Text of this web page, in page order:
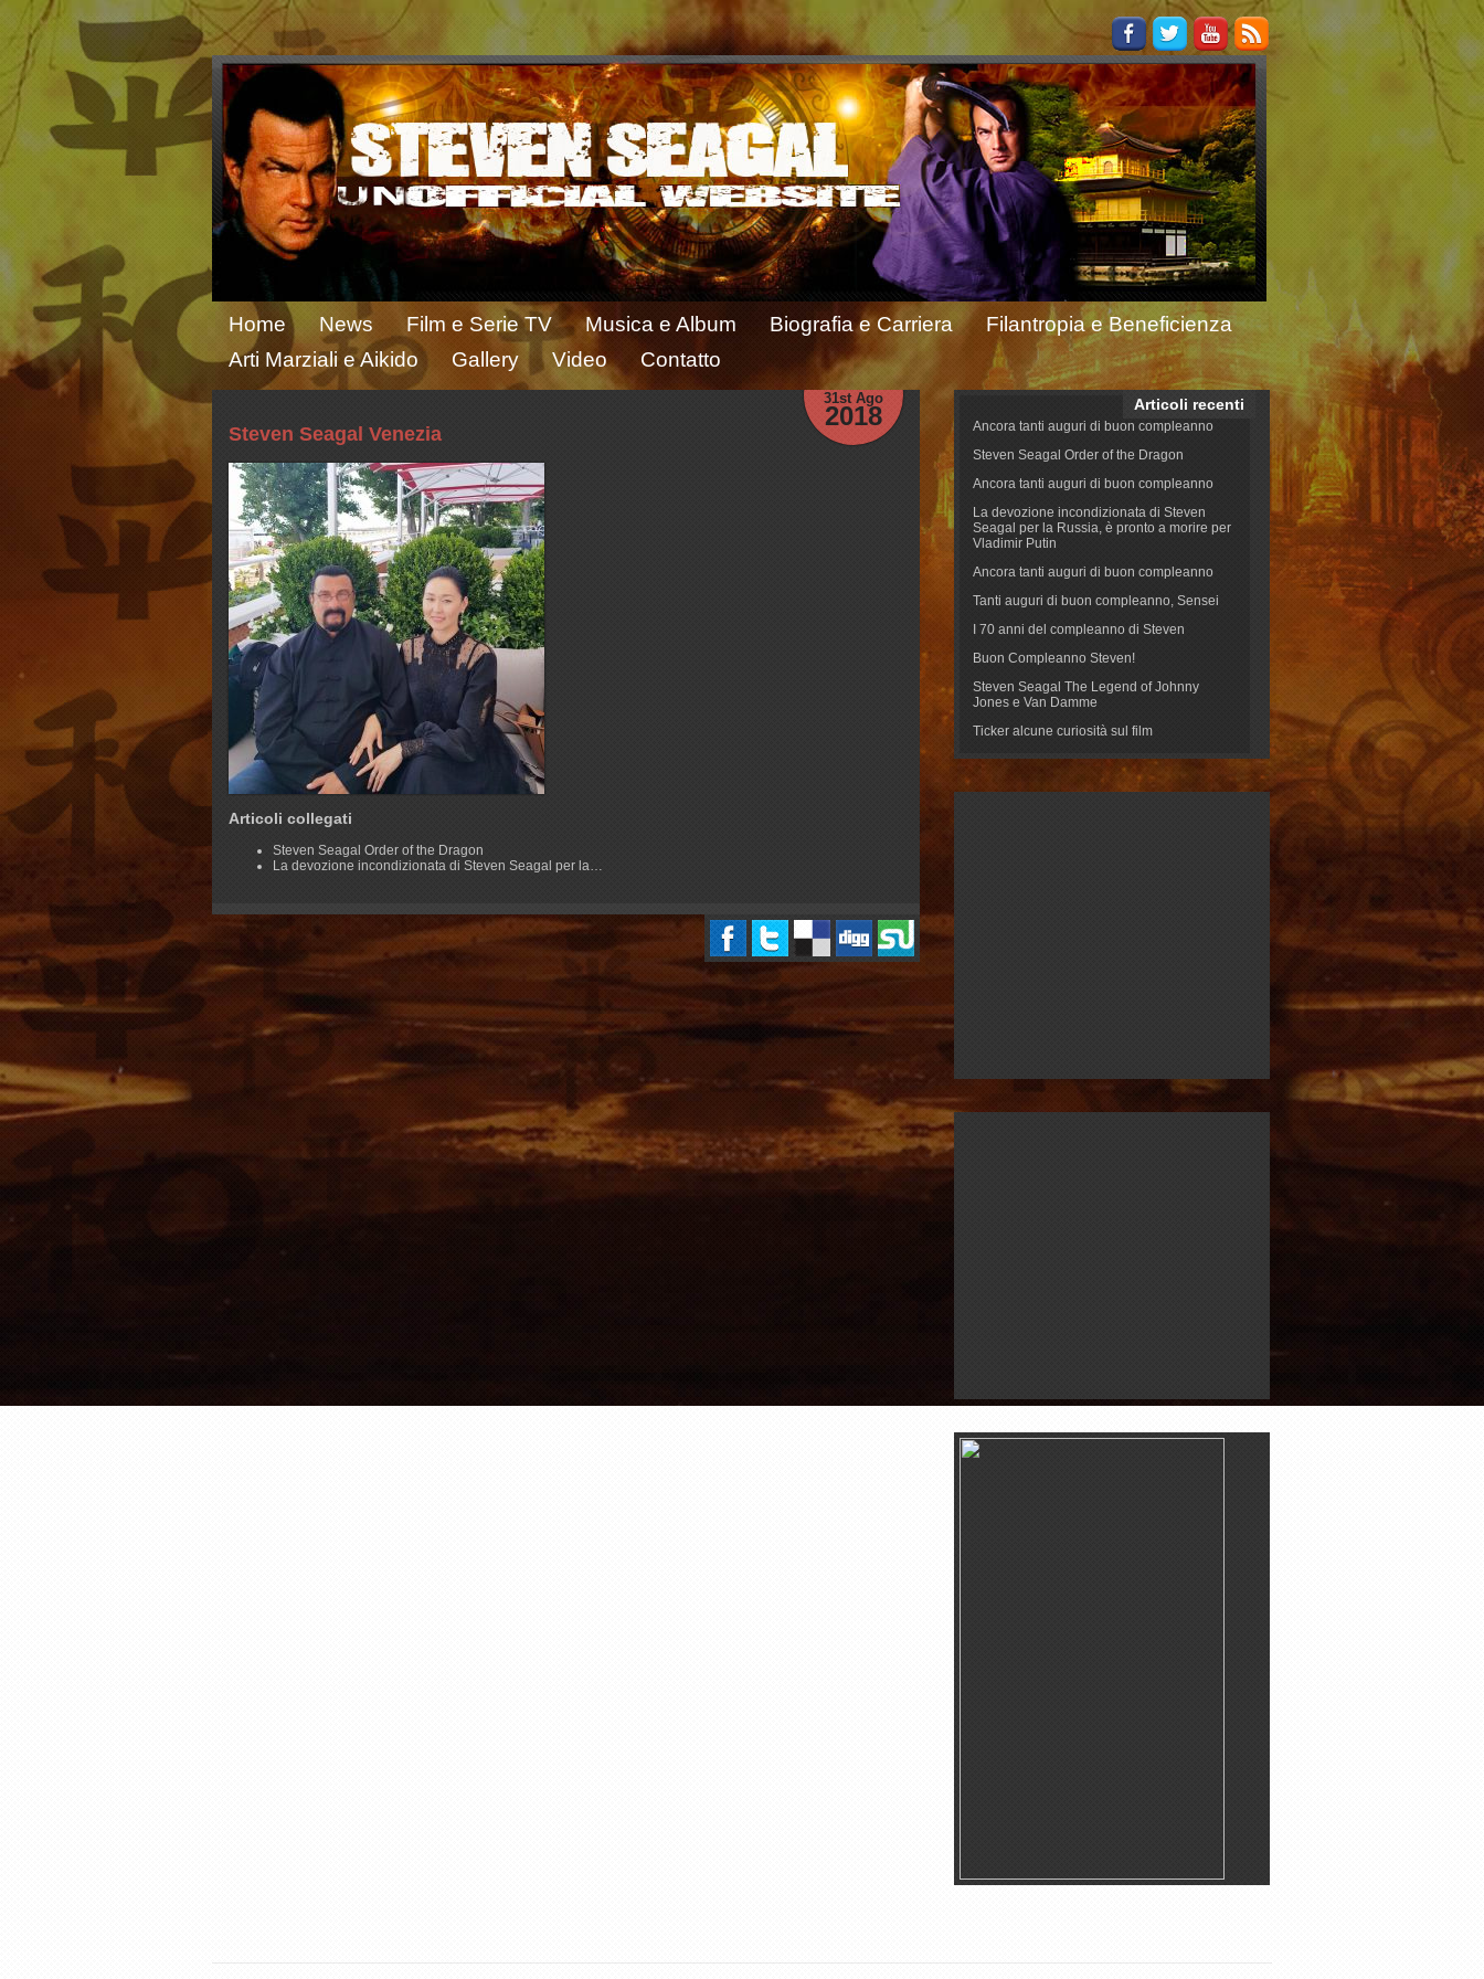
Home News Film e Serie TV Musica e Album Biografia e Carriera
Filantropia e Beneficienza
Arti Marziali e Aikido
Gallery Video Contatto
31st Ago
2018
Steven Seagal Venezia
Articoli collegati
Steven Seagal Order of the Dragon
La devozione incondizionata di Steven Seagal per la…
Articoli recenti
Ancora tanti auguri di buon compleanno
Steven Seagal Order of the Dragon
Ancora tanti auguri di buon compleanno
La devozione incondizionata di Steven
Seagal per la Russia, è pronto a morire per
Vladimir Putin
Ancora tanti auguri di buon compleanno
Tanti auguri di buon compleanno, Sensei
I 70 anni del compleanno di Steven
Buon Compleanno Steven!
Steven Seagal The Legend of Johnny
Jones e Van Damme
Ticker alcune curiosità sul film